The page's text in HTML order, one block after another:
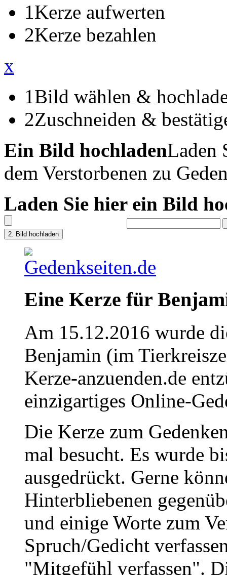
1Kerze aufwerten
2Kerze bezahlen
x
1Bild wählen &
2Zuschneiden &
Ein Bild hochladenLaden
dem Verstorbenen zu
Laden Sie hier ein Bild
Eine Kerze für
Am 15.12.2016 wurde
Benjamin (im
Kerze-anzuenden.de
einzigartiges Online-
Die Kerze zum
mal besucht. Es wurde
ausgedrückt. Gerne
Hinterbliebenen
und einige Worte zum
Spruch/Gedicht
"Mitgefühl verfassen".